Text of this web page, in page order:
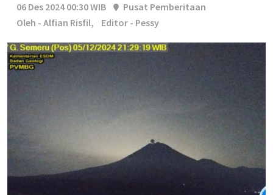
06 Des 2024 00:30 WIB
Pusat Pemberitaan
Oleh - Alfian Risfil,
Editor - Pessy